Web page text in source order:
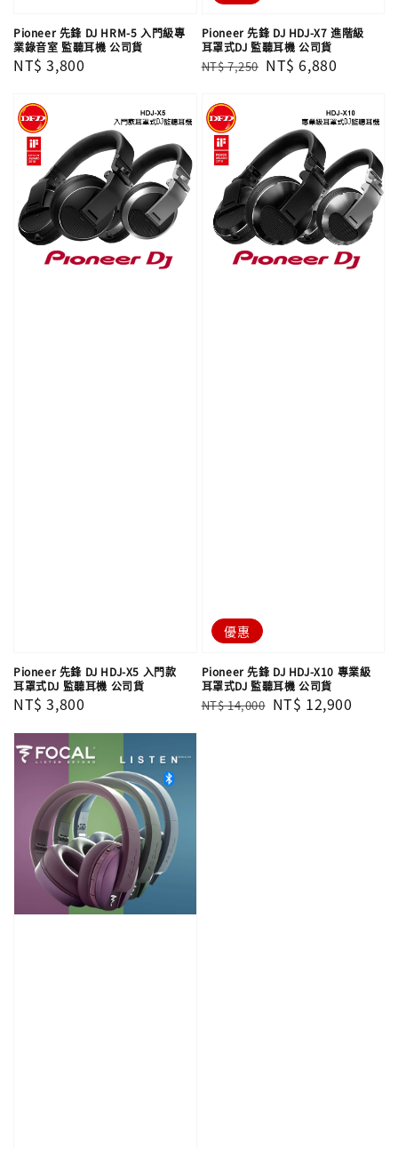
Pioneer 先鋒 DJ HRM-5 入門級專
業錄音室 監聽耳機 公司貨
Regular
NT$ 3,800
Pioneer 先鋒 DJ HDJ-X7 進階級
耳罩式DJ 監聽耳機 公司貨
Regular
NT$ 7,250 Sale
NT$ 6,880
Pioneer 先鋒 DJ HDJ-X5 入門款
耳罩式DJ 監聽耳機 公司貨
Regular
NT$ 3,800
優惠
Pioneer 先鋒 DJ HDJ-X10 專業級
耳罩式DJ 監聽耳機 公司貨
Regular
NT$ 14,000 Sale
NT$ 12,900